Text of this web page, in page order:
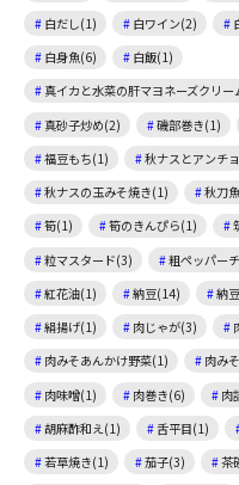
白だし(1)
白ワイン(2)
白身魚(6)
白飯(1)
真イカと水菜の肝マヨネーズクリ
真砂子炒め(2)
磯部巻き(1)
福豆もち(1)
秋ナスとアンチ
秋ナスの玉みそ焼き(1)
秋刀
筍(1)
筍のきんぴら(1)
粒マスタード(3)
粗ペッパー
紅花油(1)
納豆(14) 納
絹揚げ(1)
肉じゃが(3)
肉みそあんかけ野菜(1)
肉み
肉味噌(1)
肉巻き(6) 肉
胡麻酢和え(1)
舌平目(1)
若草焼き(1)
茄子(3) 茶